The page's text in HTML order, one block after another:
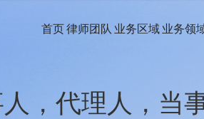
首页律师团队 业务区域 业务领
，代理人，当